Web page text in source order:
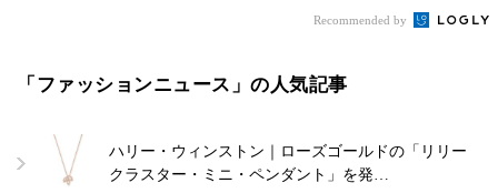
Recommended by
「ファッションニュース」の人気記事
ハリー・ウィンストン｜ローズゴールドの「リリー
クラスター・ミニ・ペンダント」を発…